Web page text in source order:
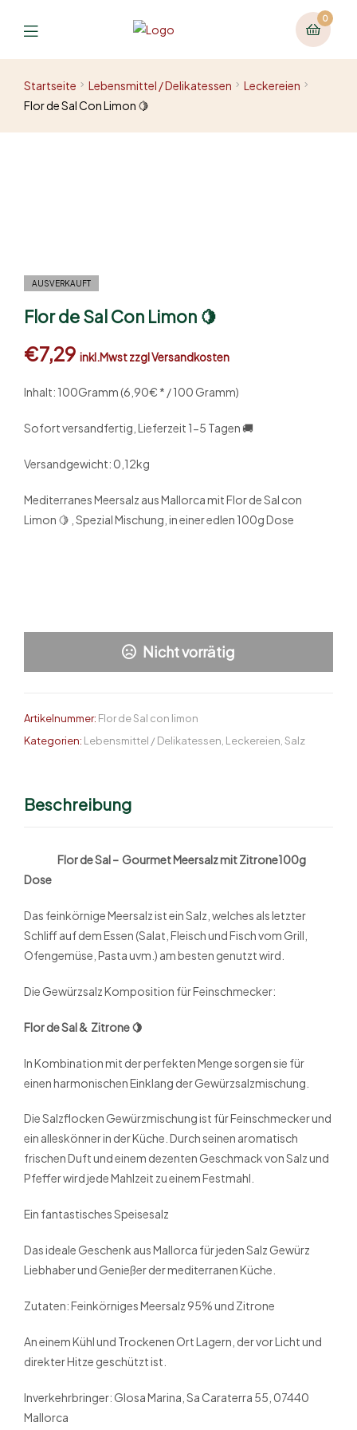
0
Startseite Lebensmittel / Delikatessen
Leckereien
Flor de Sal Con Limon 🍋
AUSVERKAUFT
Flor de Sal Con Limon 🍋
€7,29 inkl.Mwst zzgl Versandkosten
Inhalt: 100Gramm (6,90€ * / 100 Gramm)
Sofort versandfertig, Lieferzeit 1-5 Tagen 🚚
Versandgewicht: 0,12kg
Mediterranes Meersalz aus Mallorca mit Flor de Sal con
Limon 🍋 , Spezial Mischung, in einer edlen 100g Dose
Nicht vorrätig
Artikelnummer: Flor de Sal con limon
Kategorien: Lebensmittel / Delikatessen Leckereien Salz
Beschreibung
Flor de Sal – Gourmet Meersalz mit Zitrone100g
Dose
Das feinkörnige Meersalz ist ein Salz, welches als letzter
Schliff auf dem Essen (Salat, Fleisch und Fisch vom Grill,
Ofengemüse, Pasta uvm.) am besten genutzt wird.
Die Gewürzsalz Komposition für Feinschmecker:
Flor de Sal & Zitrone 🍋
In Kombination mit der perfekten Menge sorgen sie für
einen harmonischen Einklang der Gewürzsalzmischung.
Die Salzflocken Gewürzmischung ist für Feinschmecker und
ein alleskönner in der Küche. Durch seinen aromatisch
frischen Duft und einem dezenten Geschmack von Salz und
Pfeffer wird jede Mahlzeit zu einem Festmahl.
Ein fantastisches Speisesalz
Das ideale Geschenk aus Mallorca für jeden Salz Gewürz
Liebhaber und Genießer der mediterranen Küche.
Zutaten: Feinkörniges Meersalz 95% und Zitrone
An einem Kühl und Trockenen Ort Lagern, der vor Licht und
direkter Hitze geschützt ist.
Inverkehrbringer: Glosa Marina, Sa Caraterra 55, 07440
Mallorca